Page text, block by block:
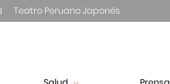
Teatro Peruano Japonés